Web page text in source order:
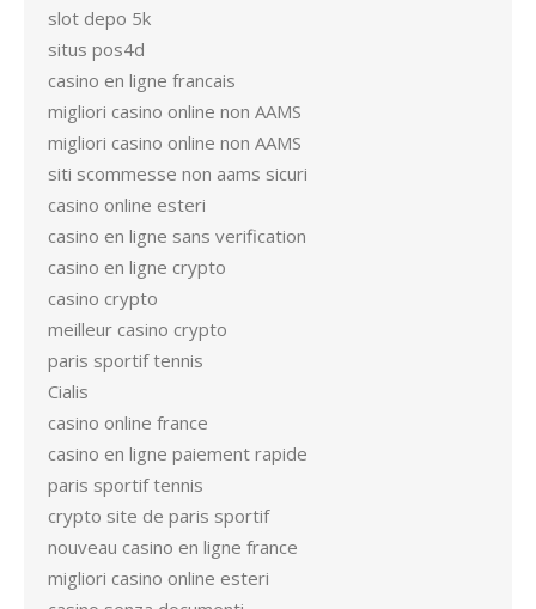
slot depo 5k
situs pos4d
casino en ligne francais
migliori casino online non AAMS
migliori casino online non AAMS
siti scommesse non aams sicuri
casino online esteri
casino en ligne sans verification
casino en ligne crypto
casino crypto
meilleur casino crypto
paris sportif tennis
Cialis
casino online france
casino en ligne paiement rapide
paris sportif tennis
crypto site de paris sportif
nouveau casino en ligne france
migliori casino online esteri